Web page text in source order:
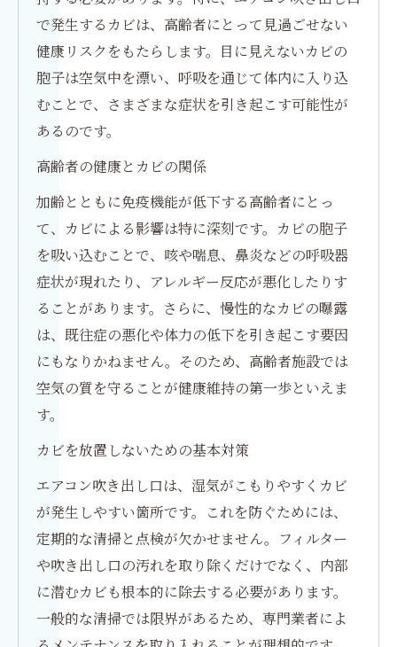
で発生するカビは、高齢者にとって見過ごせない
健康リスクをもたらします。目に見えないカビの
胞子は空気中を漂い、呼吸を通じて体内に入り込
むことで、さまざまな症状を引き起こす可能性が
あるのです。
高齢者の健康とカビの関係
加齢とともに免疫機能が低下する高齢者にとっ
て、カビによる影響は特に深刻です。カビの胞子
を吸い込むことで、咳や喘息、鼻炎などの呼吸器
症状が現れたり、アレルギー反応が悪化したりす
ることがあります。さらに、慢性的なカビの曝露
は、既往症の悪化や体力の低下を引き起こす要因
にもなりかねません。そのため、高齢者施設では
空気の質を守ることが健康維持の第一歩といえま
す。
カビを放置しないための基本対策
エアコン吹き出し口は、湿気がこもりやすくカビ
が発生しやすい箇所です。これを防ぐためには、
定期的な清掃と点検が欠かせません。フィルター
や吹き出し口の汚れを取り除くだけでなく、内部
に潜むカビも根本的に除去する必要があります。
一般的な清掃では限界があるため、専門業者によ